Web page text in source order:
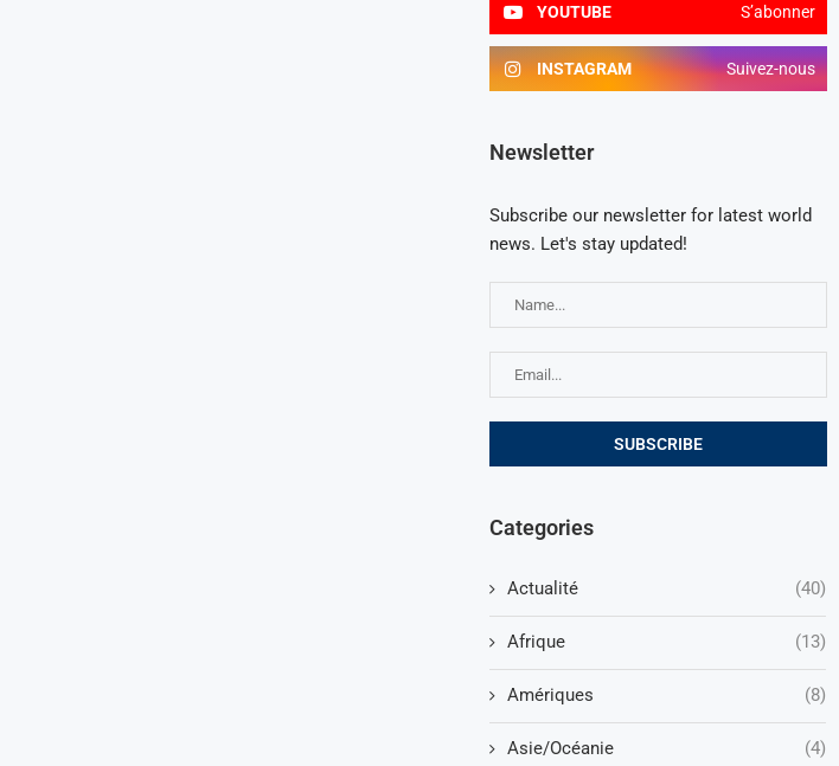
YOUTUBE S’abonner
INSTAGRAM Suivez-nous
Newsletter
Subscribe our newsletter for latest world
news. Let's stay updated!
Categories
Actualité (40)
Afrique (13)
Amériques (8)
Asie/Océanie (4)